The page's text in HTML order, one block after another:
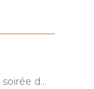
Faire appel à un DJ pour animer sa soirée d’anniversaire